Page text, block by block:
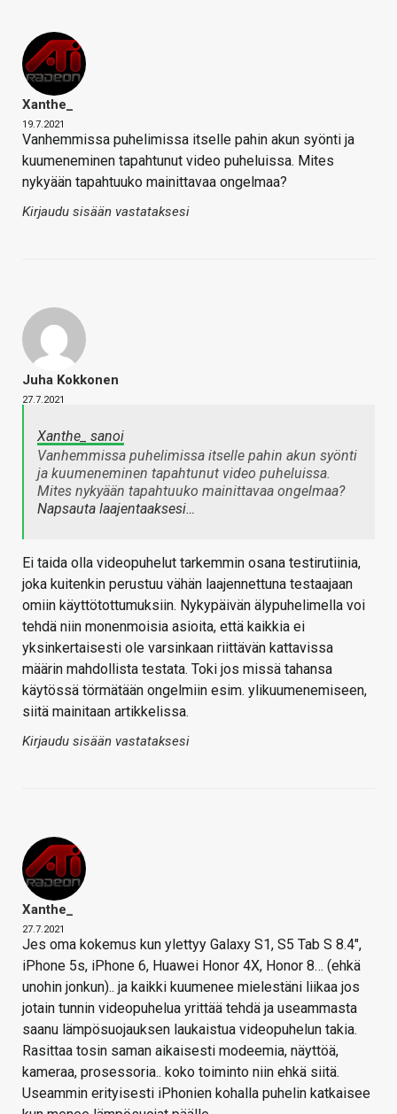
Xanthe_
19.7.2021
Vanhemmissa puhelimissa itselle pahin akun syönti ja
kuumeneminen tapahtunut video puheluissa. Mites
nykyään tapahtuuko mainittavaa ongelmaa?
Kirjaudu sisään vastataksesi
Juha Kokkonen
27.7.2021
Xanthe_ sanoi
Vanhemmissa puhelimissa itselle pahin akun syönti
ja kuumeneminen tapahtunut video puheluissa.
Mites nykyään tapahtuuko mainittavaa ongelmaa?
Napsauta laajentaaksesi…
Ei taida olla videopuhelut tarkemmin osana testirutiinia,
joka kuitenkin perustuu vähän laajennettuna testaajaan
omiin käyttötottumuksiin. Nykypäivän älypuhelimella voi
tehdä niin monenmoisia asioita, että kaikkia ei
yksinkertaisesti ole varsinkaan riittävän kattavissa
määrin mahdollista testata. Toki jos missä tahansa
käytössä törmätään ongelmiin esim. ylikuumenemiseen,
siitä mainitaan artikkelissa.
Kirjaudu sisään vastataksesi
Xanthe_
27.7.2021
Jes oma kokemus kun ylettyy Galaxy S1, S5 Tab S 8.4",
iPhone 5s, iPhone 6, Huawei Honor 4X, Honor 8… (ehkä
unohin jonkun).. ja kaikki kuumenee mielestäni liikaa jos
jotain tunnin videopuhelua yrittää tehdä ja useammasta
saanu lämpösuojauksen laukaistua videopuhelun takia.
Rasittaa tosin saman aikaisesti modeemia, näyttöä,
kameraa, prosessoria.. koko toiminto niin ehkä siitä.
Useammin erityisesti iPhonien kohalla puhelin katkaisee